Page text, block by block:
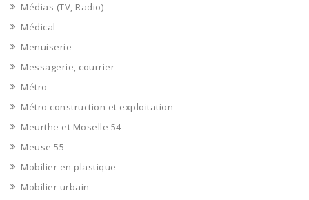
Médias (TV, Radio)
Médical
Menuiserie
Messagerie, courrier
Métro
Métro construction et exploitation
Meurthe et Moselle 54
Meuse 55
Mobilier en plastique
Mobilier urbain